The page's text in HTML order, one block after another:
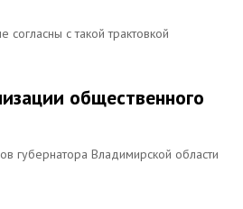
с такой трактовкой
общественного
губернатора Владимирской области